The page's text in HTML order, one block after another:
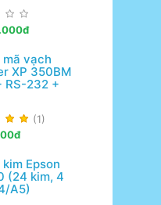
mã vạch
XP 350BM
RS-232 +
(1)
Epson
(24 kim, 4
A5)